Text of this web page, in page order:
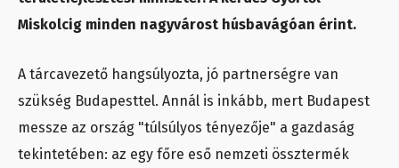
Miskolcig minden nagyvárost húsbavágóan érint.
A tárcavezető hangsúlyozta, jó partnerségre van
szükség Budapesttel. Annál is inkább, mert Budapest
messze az ország "túlsúlyos tényezője" a gazdaság
tekintetében: az egy főre eső nemzeti össztermék